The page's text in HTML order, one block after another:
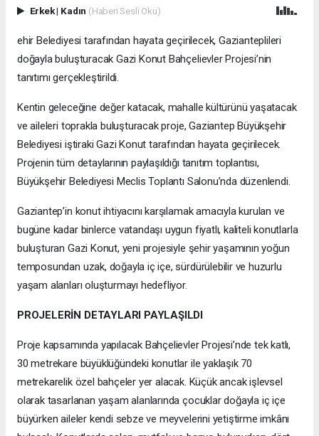
Erkek| Kadın (Haberi Sesli Oku)
ehir Belediyesi tarafından hayata geçirilecek, Gazianteplileri
doğayla buluşturacak Gazi Konut Bahçelievler Projesi’nin
tanıtımı gerçekleştirildi.
Kentin geleceğine değer katacak, mahalle kültürünü yaşatacak
ve aileleri toprakla buluşturacak proje, Gaziantep Büyükşehir
Belediyesi iştiraki Gazi Konut tarafından hayata geçirilecek.
Projenin tüm detaylarının paylaşıldığı tanıtım toplantısı,
Büyükşehir Belediyesi Meclis Toplantı Salonu’nda düzenlendi.
Gaziantep’in konut ihtiyacını karşılamak amacıyla kurulan ve
bugüne kadar binlerce vatandaşı uygun fiyatlı, kaliteli konutlarla
buluşturan Gazi Konut, yeni projesiyle şehir yaşamının yoğun
temposundan uzak, doğayla iç içe, sürdürülebilir ve huzurlu
yaşam alanları oluşturmayı hedefliyor.
PROJELERİN DETAYLARI PAYLAŞILDI
Proje kapsamında yapılacak Bahçelievler Projesi’nde tek katlı,
30 metrekare büyüklüğündeki konutlar ile yaklaşık 70
metrekarelik özel bahçeler yer alacak. Küçük ancak işlevsel
olarak tasarlanan yaşam alanlarında çocuklar doğayla iç içe
büyürken aileler kendi sebze ve meyvelerini yetiştirme imkânı